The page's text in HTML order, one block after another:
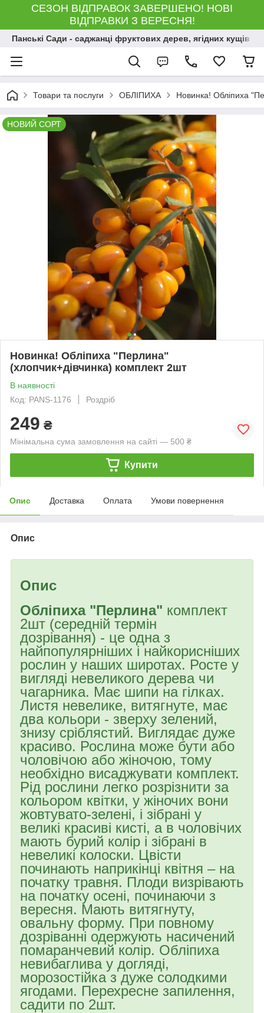
СЕЗОН ВІДПРАВОК ЗАВЕРШЕНО! НОВІ
ВІДПРАВКИ З ВЕРЕСНЯ!
Панські Сади - саджанці фруктових дерев, ягідних кущів і
Товари та послуги ОБЛІПИХА Новинка! Обліпиха
НОВИЙ СОРТ
Новинка! Обліпиха "Перлина"
(хлопчик+дівчинка) комплект 2шт
В наявності
Код: PANS-1176
Роздріб
249 ₴
Мінімальна сума замовлення на сайті — 500 ₴
Купити
Опис Доставка Оплата Умови повернення
Опис
Опис
Обліпиха "Перлина" комплект
2шт (середній термін
дозрівання) - це одна з
найпопулярніших і найкорисніших
рослин у наших широтах. Росте у
вигляді невеликого дерева чи
чагарника. Має шипи на гілках.
Листя невелике, витягнуте, має
два кольори - зверху зелений,
знизу сріблястий. Виглядає дуже
красиво. Рослина може бути або
чоловічою або жіночою, тому
необхідно висаджувати комплект.
Рід рослини легко розрізнити за
кольором квітки, у жіночих вони
жовтувато-зелені, і зібрані у
великі красиві кисті, а в чоловічих
мають бурий колір і зібрані в
невеликі колоски. Цвісти
починають наприкінці квітня – на
початку травня. Плоди визрівають
на початку осені, починаючи з
вересня. Мають витягнуту,
овальну форму. При повному
дозріванні одержують насичений
помаранчевий колір. Обліпиха
невибаглива у догляді,
морозостійка з дуже солодкими
ягодами. Перехресне запилення,
садити по 2шт.